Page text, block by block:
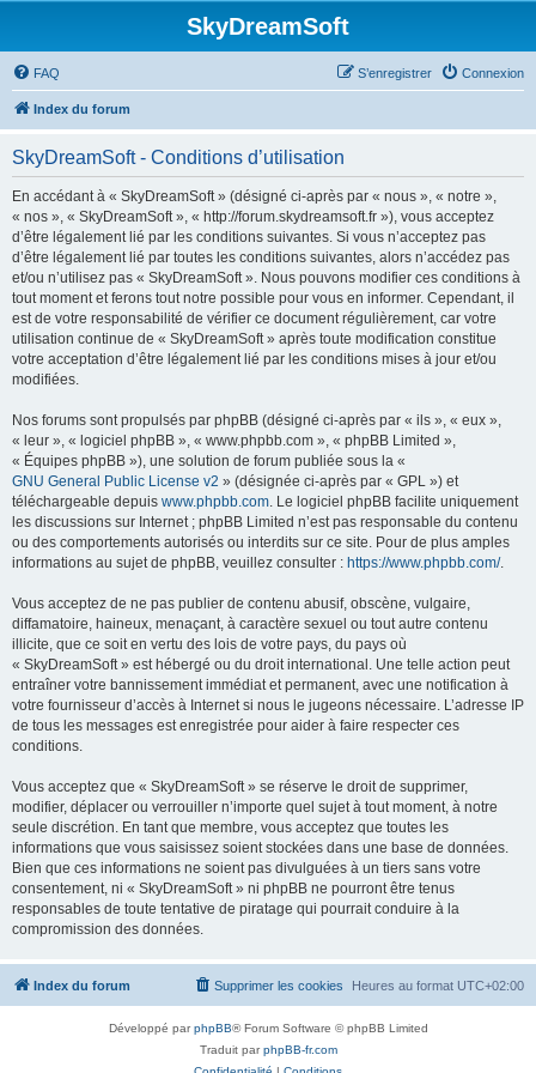
SkyDreamSoft
FAQ Connexion
S’enregistrer
Index du forum
SkyDreamSoft - Conditions d’utilisation
En accédant à « SkyDreamSoft » (désigné ci-après par « nous », « notre »,
« nos », « SkyDreamSoft », « http://forum.skydreamsoft.fr »), vous acceptez
d’être légalement lié par les conditions suivantes. Si vous n’acceptez pas
d’être légalement lié par toutes les conditions suivantes, alors n’accédez pas
et/ou n’utilisez pas « SkyDreamSoft ». Nous pouvons modifier ces conditions à
tout moment et ferons tout notre possible pour vous en informer. Cependant, il
est de votre responsabilité de vérifier ce document régulièrement, car votre
utilisation continue de « SkyDreamSoft » après toute modification constitue
votre acceptation d’être légalement lié par les conditions mises à jour et/ou
modifiées.
Nos forums sont propulsés par phpBB (désigné ci-après par « ils », « eux »,
« leur », « logiciel phpBB », « www.phpbb.com », « phpBB Limited »,
« Équipes phpBB »), une solution de forum publiée sous la «
GNU General Public License v2 » (désignée ci-après par « GPL ») et
téléchargeable depuis www.phpbb.com. Le logiciel phpBB facilite uniquement
les discussions sur Internet ; phpBB Limited n’est pas responsable du contenu
ou des comportements autorisés ou interdits sur ce site. Pour de plus amples
informations au sujet de phpBB, veuillez consulter : https://www.phpbb.com/.
Vous acceptez de ne pas publier de contenu abusif, obscène, vulgaire,
diffamatoire, haineux, menaçant, à caractère sexuel ou tout autre contenu
illicite, que ce soit en vertu des lois de votre pays, du pays où
« SkyDreamSoft » est hébergé ou du droit international. Une telle action peut
entraîner votre bannissement immédiat et permanent, avec une notification à
votre fournisseur d’accès à Internet si nous le jugeons nécessaire. L’adresse IP
de tous les messages est enregistrée pour aider à faire respecter ces
conditions.
Vous acceptez que « SkyDreamSoft » se réserve le droit de supprimer,
modifier, déplacer ou verrouiller n’importe quel sujet à tout moment, à notre
seule discrétion. En tant que membre, vous acceptez que toutes les
informations que vous saisissez soient stockées dans une base de données.
Bien que ces informations ne soient pas divulguées à un tiers sans votre
consentement, ni « SkyDreamSoft » ni phpBB ne pourront être tenus
responsables de toute tentative de piratage qui pourrait conduire à la
compromission des données.
Index du forum Heures au format UTC+02:00
Supprimer les cookies
Développé parphpBB® Forum Software © phpBB Limited
Traduit parphpBB-fr.com